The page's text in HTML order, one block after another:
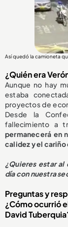
Así quedó la camioneta
¿Quién era
Aunque no hay
estaba
proyectos de
Desde la
fallecimiento a
permanecerá en
calidez y el cariño
¿Quieres estar al
día con nuestra
Preguntas y
¿Cómo ocurrió
David